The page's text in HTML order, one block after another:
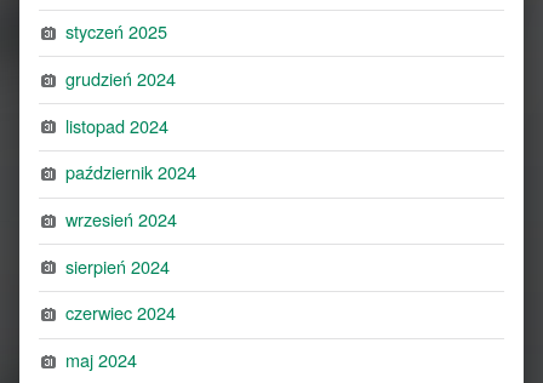
styczeń 2025
grudzień 2024
listopad 2024
październik 2024
wrzesień 2024
sierpień 2024
czerwiec 2024
maj 2024